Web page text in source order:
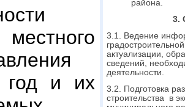
год и их
района.
3.
3.1. Ведение
актуализации,
сведений,
деятельности.
3.2. Подготовка
строительства в